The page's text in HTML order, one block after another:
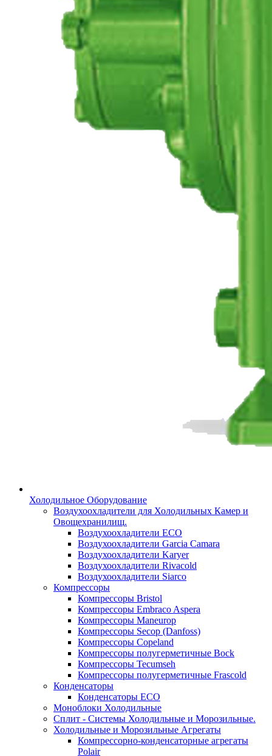
Холодильное Оборудование
Воздухоохладители для Холодильных Камер и
Овощехранилищ.
Воздухоохладители ECO
Воздухоохладители Garcia Camara
Воздухоохладители Karyer
Воздухоохладители Rivacold
Воздухоохладители Siarco
Компрессоры
Компрессоры Bristol
Компрессоры Embraco Aspera
Компрессоры Maneurop
Компрессоры Secop (Danfoss)
Компрессоры Copeland
Компрессоры полугерметичные Bock
Компрессоры Tecumseh
Компрессоры полугерметичные Frascold
Конденсаторы
Конденсаторы ECO
Моноблоки Холодильные
Сплит - Системы Холодильные и Морозильные.
Холодильные и Морозильные Агрегаты
Компрессорно-конденсаторные агрегаты
Polair